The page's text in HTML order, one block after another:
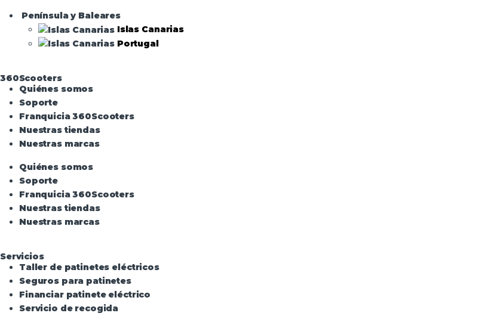
Península y Baleares
Islas Canarias
Portugal
360Scooters
Quiénes somos
Soporte
Franquicia 360Scooters
Nuestras tiendas
Nuestras marcas
Quiénes somos
Soporte
Franquicia 360Scooters
Nuestras tiendas
Nuestras marcas
Servicios
Taller de patinetes eléctricos
Seguros para patinetes
Financiar patinete eléctrico
Servicio de recogida